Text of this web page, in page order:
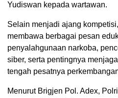
Yudiswan kepada wartawan.
Selain menjadi ajang
membawa berbagai pesan
penyalahgunaan narkoba,
siber, serta pentingnya
tengah pesatnya
Menurut Brigjen Pol. Adex,